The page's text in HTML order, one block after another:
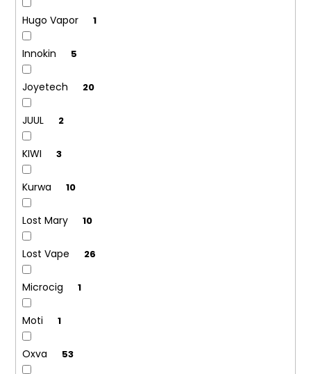
Hugo Vapor 1
Innokin 5
Joyetech 20
JUUL 2
KIWI 3
Kurwa 10
Lost Mary 10
Lost Vape 26
Microcig 1
Moti 1
Oxva 53